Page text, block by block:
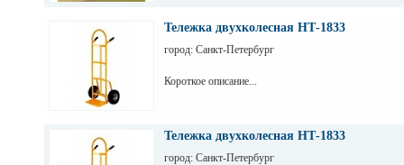
Тележка двухколесная НТ-1833
город: Санкт-Петербург
Короткое описание...
Тележка двухколесная НТ-1833
город: Санкт-Петербург